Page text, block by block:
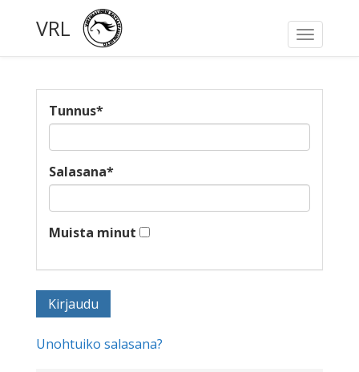
Toggle
VRL
Tunnus*
Salasana*
Muista minut
Unohtuiko salasana?